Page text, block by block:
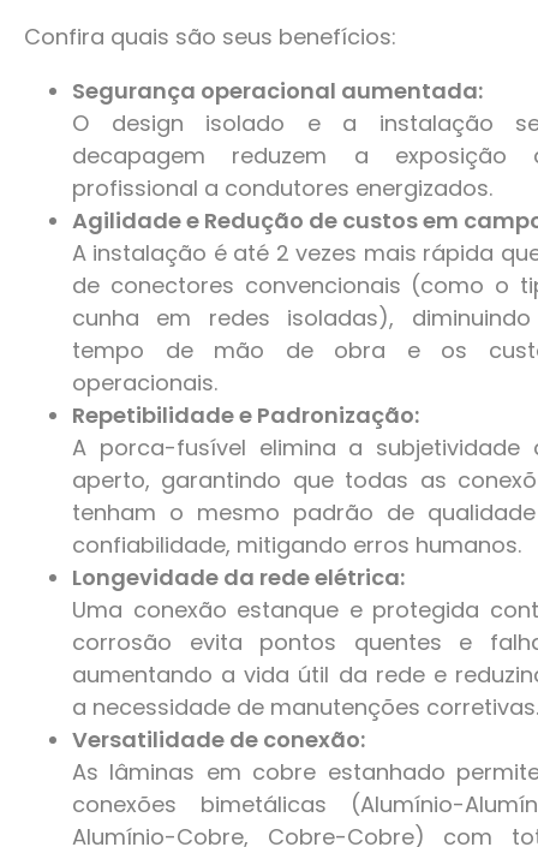
Confira quais são seus benefícios:
Segurança operacional aumentada:
O design isolado e a instalação
decapagem reduzem a exposição
profissional a condutores energizados.
Agilidade e Redução de custos em
A instalação é até 2 vezes mais rápida
de conectores convencionais (como o
cunha em redes isoladas),
tempo de mão de obra e os
operacionais.
Repetibilidade e Padronização:
A porca-fusível elimina a subjetividade
aperto, garantindo que todas as
tenham o mesmo padrão de
confiabilidade, mitigando erros humanos.
Longevidade da rede elétrica:
Uma conexão estanque e protegida
corrosão evita pontos quentes e
aumentando a vida útil da rede e
a necessidade de manutenções corretivas.
Versatilidade de conexão:
As lâminas em cobre estanhado
conexões bimetálicas (Alumínio-
Alumínio-Cobre, Cobre-Cobre) com